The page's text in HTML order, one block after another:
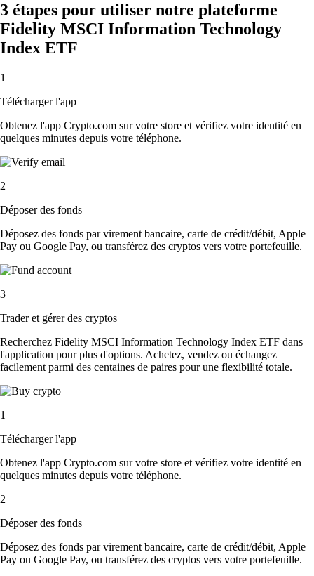
3 étapes pour utiliser notre plateforme
Fidelity MSCI Information Technology
Index ETF
1
Télécharger l'app
Obtenez l'app Crypto.com sur votre store et vérifiez votre identité en
quelques minutes depuis votre téléphone.
2
Déposer des fonds
Déposez des fonds par virement bancaire, carte de crédit/débit, Apple
Pay ou Google Pay, ou transférez des cryptos vers votre portefeuille.
3
Trader et gérer des cryptos
Recherchez Fidelity MSCI Information Technology Index ETF dans
l'application pour plus d'options. Achetez, vendez ou échangez
facilement parmi des centaines de paires pour une flexibilité totale.
1
Télécharger l'app
Obtenez l'app Crypto.com sur votre store et vérifiez votre identité en
quelques minutes depuis votre téléphone.
2
Déposer des fonds
Déposez des fonds par virement bancaire, carte de crédit/débit, Apple
Pay ou Google Pay, ou transférez des cryptos vers votre portefeuille.